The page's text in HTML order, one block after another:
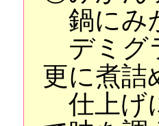
鍋にみ
デミグ
更に煮詰
仕上げ